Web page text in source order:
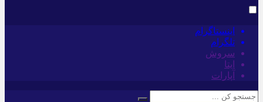
اینستاگرام
تلگرام
سروش
ایتا
آپارات